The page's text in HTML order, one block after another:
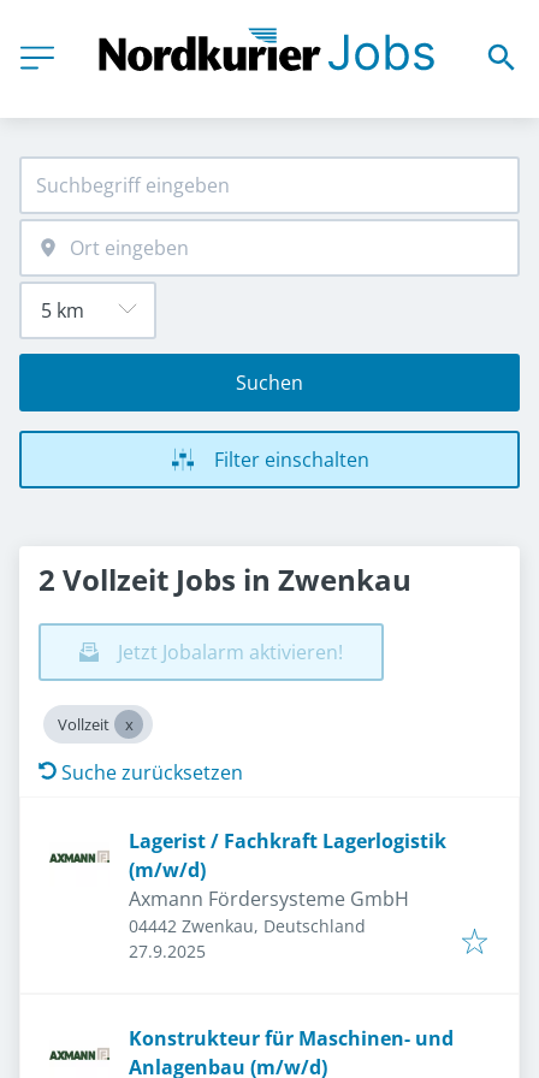
Suchen
Filter einschalten
2 Vollzeit Jobs in Zwenkau
Jetzt Jobalarm aktivieren!
Vollzeit
Suche zurücksetzen
Lagerist / Fachkraft Lagerlogistik
(m/w/d)
Axmann Fördersysteme GmbH
04442 Zwenkau, Deutschland
Veröffentlicht
27.9.2025
Konstrukteur für Maschinen- und
Anlagenbau (m/w/d)